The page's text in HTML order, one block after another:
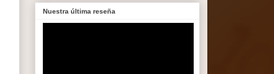
Nuestra última reseña